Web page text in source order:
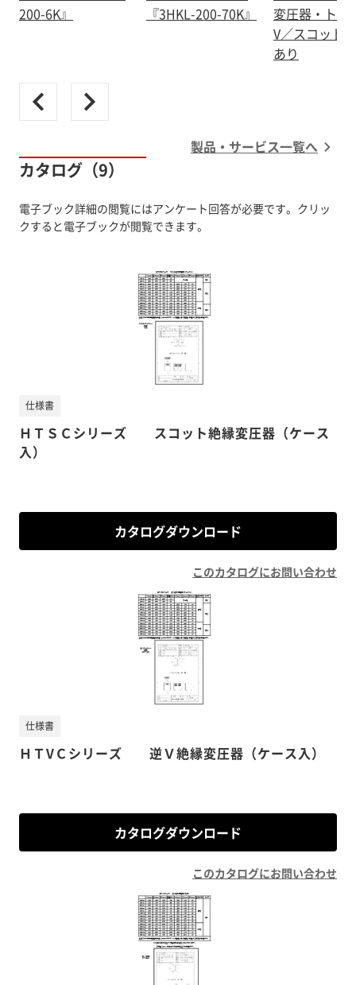
200-6K』
『3HKL-200-70K』
変圧器・トラ
V／スコット
あり
製品・サービス一覧へ
カタログ（9）
電子ブック詳細の閲覧にはアンケート回答が必要です。クリッ
クすると電子ブックが閲覧できます。
ＨＴＳＣシリーズ スコット絶縁変圧器（ケース
入）
仕様書
カタログダウンロード
このカタログにお問い合わせ
ＨＴVＣシリーズ 逆Ｖ絶縁変圧器（ケース入）
仕様書
カタログダウンロード
このカタログにお問い合わせ